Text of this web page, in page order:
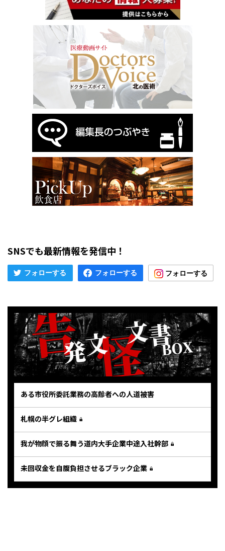
SNSでも最新情報を発信中！
ある市役所委託業務の高齢者への人道被害
札幌の半グレ組織
我が物顔で振る舞う道内大手企業中途入社幹部
未回収金を自腹負担させるブラック企業